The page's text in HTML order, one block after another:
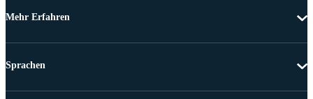
Mehr Erfahren
Sprachen